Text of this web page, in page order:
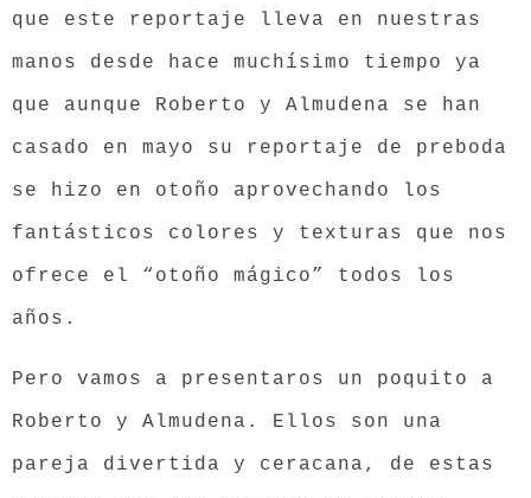
que este reportaje lleva en nuestras
manos desde hace muchísimo tiempo ya
que aunque Roberto y Almudena se han
casado en mayo su reportaje de preboda
se hizo en otoño aprovechando los
fantásticos colores y texturas que nos
ofrece el “otoño mágico” todos los
años.
Pero vamos a presentaros un poquito a
Roberto y Almudena. Ellos son una
pareja divertida y ceracana, de estas